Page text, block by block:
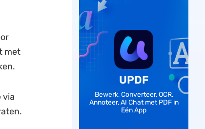
met
via
UPDF
Bewerk, Converteer, OCR,
Annoteer, AI Chat met PDF in
Eén App